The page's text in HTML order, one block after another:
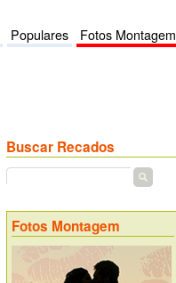
Populares Fotos Montagem
Buscar Recados
Fotos Montagem